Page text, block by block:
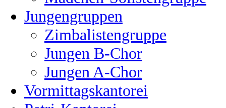
Jungengruppen
Zimbalistengruppe
Jungen B-Chor
Jungen A-Chor
Vormittagskantorei